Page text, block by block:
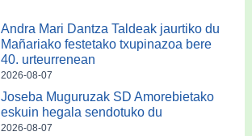
Andra Mari Dantza Taldeak jaurtiko du
Mañariako festetako txupinazoa bere
40. urteurrenean
2026-08-07
Joseba Muguruzak SD Amorebietako
eskuin hegala sendotuko du
2026-08-07